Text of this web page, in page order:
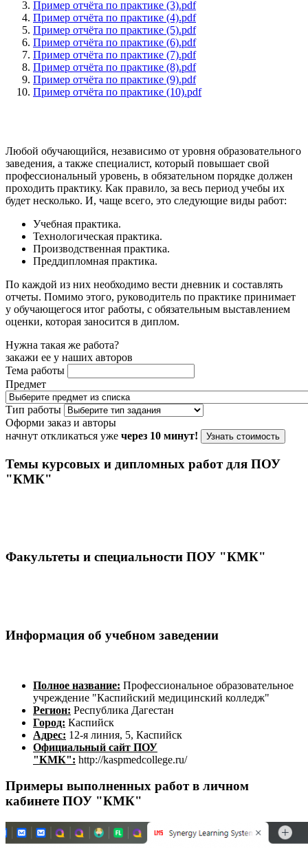
Пример отчёта по практике (3).pdf
Пример отчёта по практике (4).pdf
Пример отчёта по практике (5).pdf
Пример отчёта по практике (6).pdf
Пример отчёта по практике (7).pdf
Пример отчёта по практике (8).pdf
Пример отчёта по практике (9).pdf
Пример отчёта по практике (10).pdf
Любой обучающийся, независимо от уровня образовательного
заведения, а также специалист, который повышает свой
профессиональный уровень, в обязательном порядке должен
проходить практику. Как правило, за весь период учебы их
будет несколько. И, чаще всего, это следующие виды работ:
Учебная практика.
Технологическая практика.
Производственная практика.
Преддипломная практика.
По каждой из них необходимо вести дневник и составлять
отчеты. Помимо этого, руководитель по практике принимает
у обучающегося итог работы, с обязательным выставлением
оценки, которая заносится в диплом.
Нужна такая же работа?
закажи ее у наших авторов
Тема работы
Предмет
Тип работы
Оформи заказ и авторы
начнут откликаться уже через 10 минут! Узнать стоимость
Темы курсовых и дипломных работ для ПОУ
"КМК"
Факультеты и специальности ПОУ "КМК"
Информация об учебном заведении
Полное название: Профессиональное образовательное
учреждение "Каспийский медицинский колледж"
Регион: Республика Дагестан
Город: Каспийск
Адрес: 12-я линия, 5, Каспийск
Официальный сайт ПОУ
"КМК": http://kaspmedcollege.ru/
Примеры выполненных работ в личном
кабинете ПОУ "КМК"